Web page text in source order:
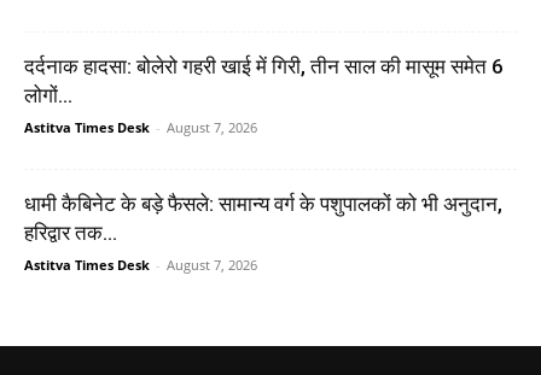
दर्दनाक हादसा: बोलेरो गहरी खाई में गिरी, तीन साल की मासूम समेत 6
लोगों...
Astitva Times Desk - August 7, 2026
धामी कैबिनेट के बड़े फैसले: सामान्य वर्ग के पशुपालकों को भी अनुदान,
हरिद्वार तक...
Astitva Times Desk - August 7, 2026